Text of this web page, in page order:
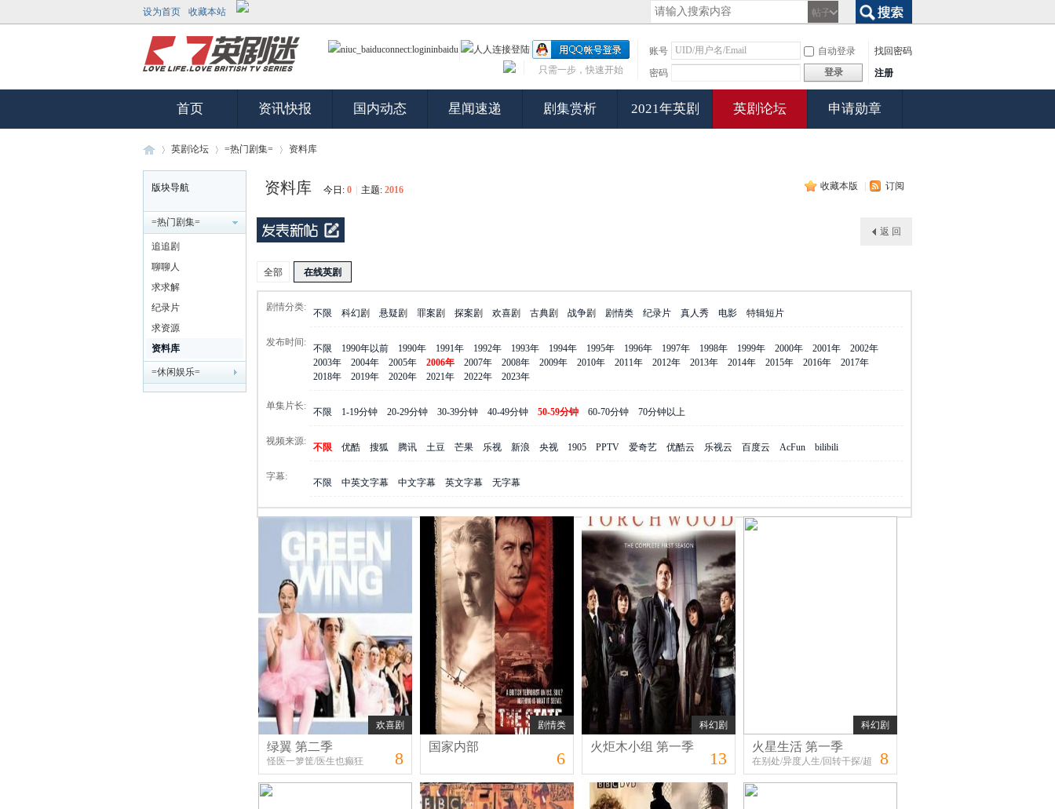
设为首页 收藏本站
帖子
账号
自动登录
找回密码
密码
登录 注册
只需一步，快速开始
首页 资讯快报 国内动态 星闻速递 剧集赏析 2021年英剧 英剧论坛 申请勋章
剧
»
英剧论坛 =热门剧集=
›
资料库
版块导航
=热门剧集=
追追剧
聊聊人
求求解
纪录片
求资源
资料库
=休闲娱乐=
收藏本版 订阅
资料库 今日: 0 主题: 2016
返 回
全部 在线英剧
剧情分类:
不限 科幻剧 悬疑剧 罪案剧 探案剧 欢喜剧 古典剧 战争剧 剧情类 纪录片 真人秀 电影 特辑短片
发布时间:
不限 1990年以前 1990年 1991年 1992年 1993年 1994年 1995年 1996年 1997年 1998年 1999年 2000年 2001年
2002年
2003年
2004年 2005年 2006年 2007年 2008年 2009年 2010年 2011年 2012年 2013年 2014年 2015年 2016年
2017年
2018年
2019年 2020年 2021年 2022年 2023年
单集片长:
不限 1-19分钟 20-29分钟 30-39分钟 40-49分钟 50-59分钟 60-70分钟 70分钟以上
视频来源:
不限 优酷 搜狐 腾讯 土豆 芒果 乐视 新浪 央视 1905 PPTV 爱奇艺 优酷云 乐视云 百度云 AcFun bilibili
字幕:
不限 中英文字幕 中文字幕 英文字幕 无字幕
欢喜剧
绿翼 第二季
怪医一箩筐/医生也癫狂 8
剧情类
国家内部
6
科幻剧
火炬木小组 第一季
13
科幻剧
火星生活 第一季
在别处/异度人生/回转干探/超
時空警探(台)
8